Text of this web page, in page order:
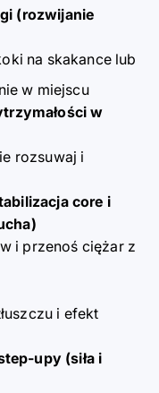
(rozwijanie
na skakance lub
w miejscu
w
rozsuwaj i
core i
i przenoś ciężar z
i efekt
upy (siła i